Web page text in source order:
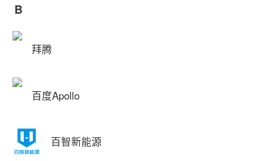
B
拜腾
百度Apollo
百智新能源